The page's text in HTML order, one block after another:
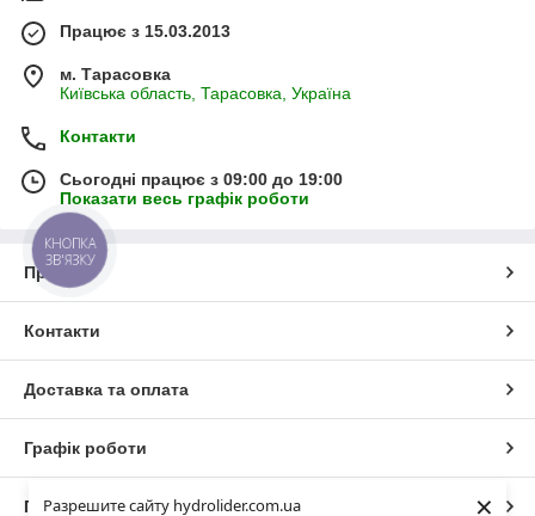
Разрешите сайту hydrolider.com.ua ×
Працює з 15.03.2013
м. Тарасовка
Київська область, Тарасовка, Україна
Контакти
Сьогодні працює з 09:00 до 19:00
Показати весь графік роботи
Про нас
Контакти
Доставка та оплата
Графік роботи
Повна версія сайту
КНОПКА
ЗВ'ЯЗКУ